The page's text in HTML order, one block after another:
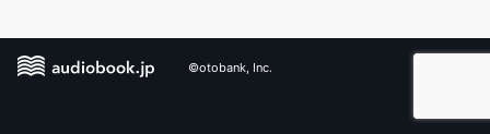
©otobank, Inc.